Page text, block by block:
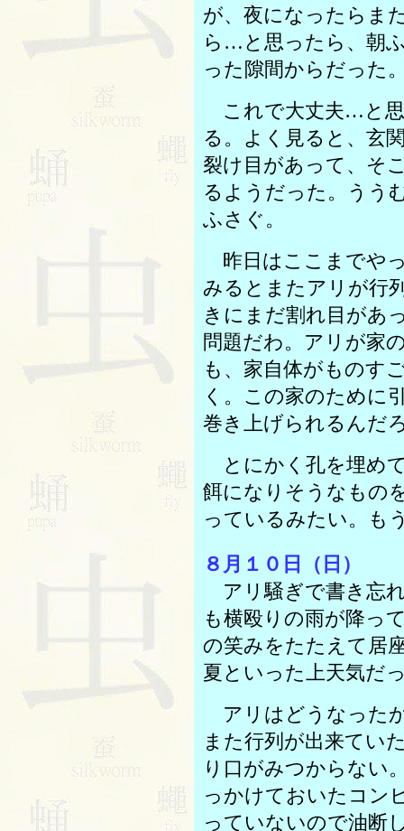
が、夜になったらま
ら…と思ったら、朝
った隙間からだった
これで大丈夫…と
る。よく見ると、玄
裂け目があって、そ
るようだった。うう
ふさぐ。
昨日はここまでや
みるとまたアリが行
きにまだ割れ目があ
問題だわ。アリが家
も、家自体がものす
く。この家のために
巻き上げられるんだ
とにかく孔を埋め
餌になりそうなもの
っているみたい。も
８月１０日（日）
アリ騒ぎで書き忘
も横殴りの雨が降っ
の笑みをたたえて居
夏といった上天気だ
アリはどうなった
また行列が出来てい
り口がみつからない
っかけておいたコン
っていないので油断